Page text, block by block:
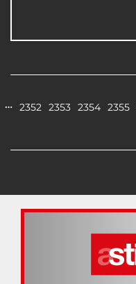
… 2352 2353 2354 2355